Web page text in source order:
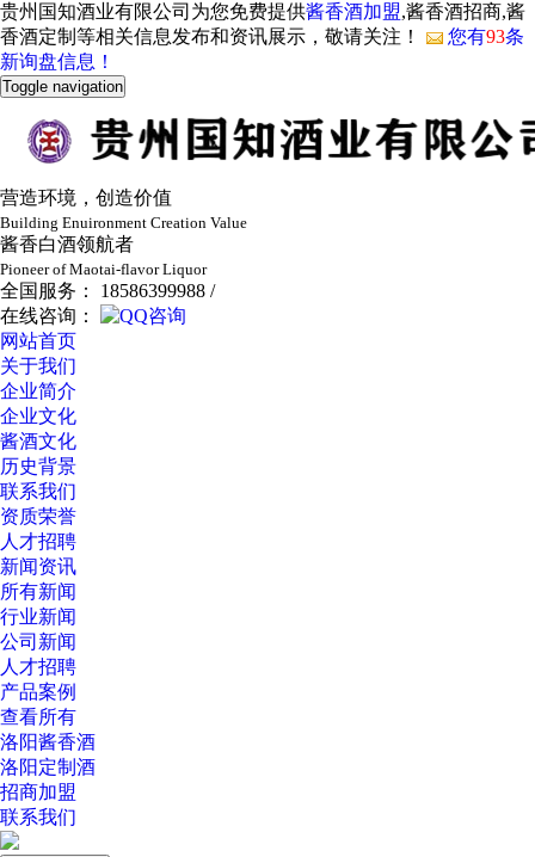
贵州国知酒业有限公司为您免费提供酱香酒加盟,酱香酒招商,酱
香酒定制等相关信息发布和资讯展示，敬请关注！
您有93条
新询盘信息！
Toggle navigation
营造环境，创造价值
Building Enuironment Creation Value
酱香白酒领航者
Pioneer of Maotai-flavor Liquor
全国服务： 18586399988 /
在线咨询：
网站首页
关于我们
企业简介
企业文化
酱酒文化
历史背景
联系我们
资质荣誉
人才招聘
新闻资讯
所有新闻
行业新闻
公司新闻
人才招聘
产品案例
查看所有
洛阳酱香酒
洛阳定制酒
招商加盟
联系我们